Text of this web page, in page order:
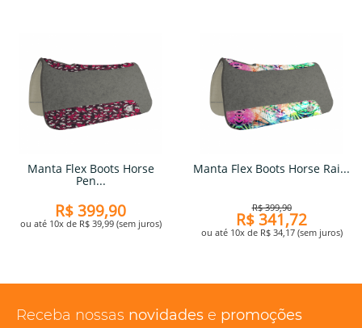
Manta Flex Boots Horse
Pen...
R$ 399,90
ou até 10x de R$ 39,99 (sem juros)
Manta Flex Boots Horse Rai...
R$ 399,90
R$ 341,72
ou até 10x de R$ 34,17 (sem juros)
Receba nossas novidades e promoções